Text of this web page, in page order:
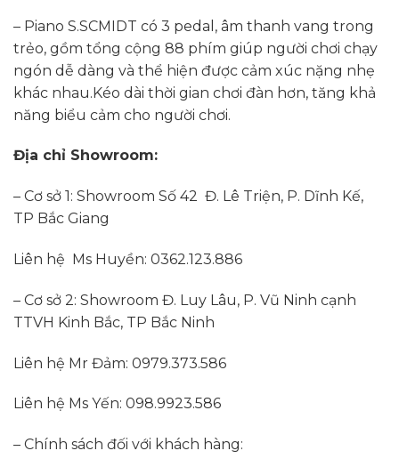
– Piano S.SCMIDT có 3 pedal, âm thanh vang trong
trẻo, gồm tổng cộng 88 phím giúp người chơi chạy
ngón dễ dàng và thể hiện được cảm xúc nặng nhẹ
khác nhau.Kéo dài thời gian chơi đàn hơn, tăng khả
năng biểu cảm cho người chơi.
Địa chỉ Showroom:
– Cơ sở 1: Showroom Số 42 Đ. Lê Triện, P. Dĩnh Kế,
TP Bắc Giang
Liên hệ Ms Huyền: 0362.123.886
– Cơ sở 2: Showroom Đ. Luy Lâu, P. Vũ Ninh cạnh
TTVH Kinh Bắc, TP Bắc Ninh
Liên hệ Mr Đảm: 0979.373.586
Liên hệ Ms Yến: 098.9923.586
– Chính sách đối với khách hàng: